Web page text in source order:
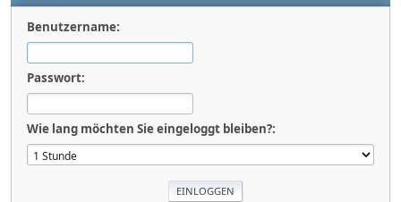
Benutzername:
Passwort:
Wie lang möchten Sie eingeloggt bleiben?: